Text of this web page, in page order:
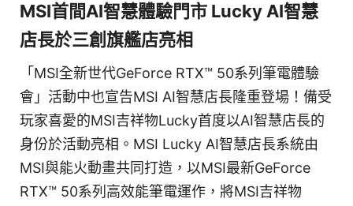
MSI首間AI智慧體驗門市 Lucky AI智慧
店長於三創旗艦店亮相
「MSI全新世代GeForce RTX™ 50系列筆電體驗
會」活動中也宣告MSI AI智慧店長隆重登場！備受
玩家喜愛的MSI吉祥物Lucky首度以AI智慧店長的
身份於活動亮相。MSI Lucky AI智慧店長系統由
MSI與能火動畫共同打造，以MSI最新GeForce
RTX™ 50系列高效能筆電運作，將MSI吉祥物